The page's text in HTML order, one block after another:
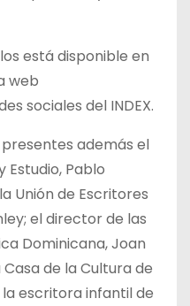
está disponible en
web
sociales del INDEX.
además el
Pablo
Unión de Escritores
el director de las
Dominicana, Joan
de la Cultura de
la escritora infantil de